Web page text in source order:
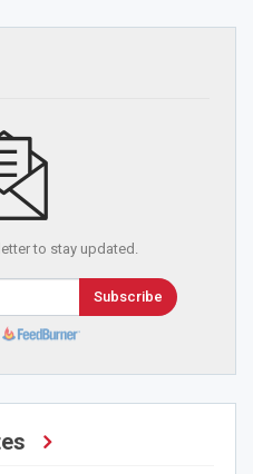
to stay updated.
Subscribe